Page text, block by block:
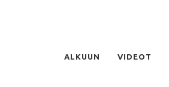
ALKUUN VIDEOT